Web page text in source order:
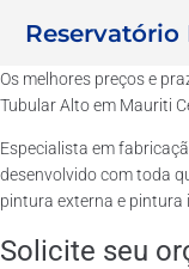
Reservatório
Os melhores preços e
Tubular Alto em Mauriti
Especialista em
desenvolvido com toda
pintura externa e pintura
Solicite seu